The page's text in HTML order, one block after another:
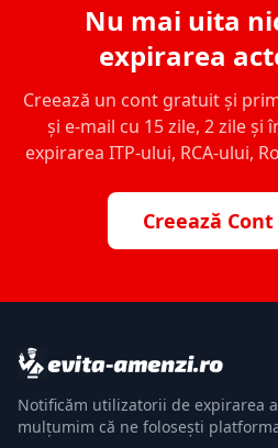
Nu mai uita
expirarea
Creează un cont gratuit și
și e-mail cu 15 zile, 2 zile și
expirarea ITP-ului, RCA-ului,
Creează
Notificăm utilizatorii de expirarea
mulțumim că ne folosești